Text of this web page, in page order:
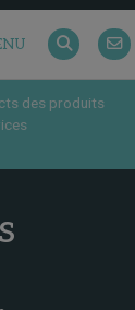
des produits